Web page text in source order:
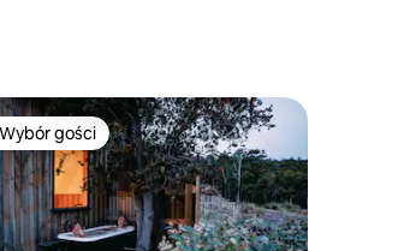
z kategorii Wybór gości
Wybór gości